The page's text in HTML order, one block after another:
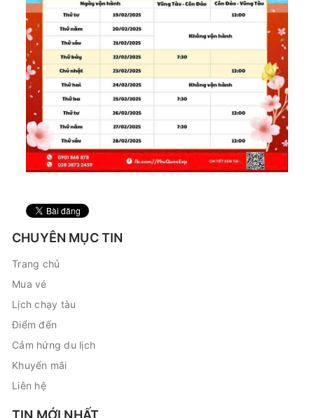
CHUYÊN MỤC TIN
Trang chủ
Mua vé
Lịch chạy tàu
Điểm đến
Cảm hứng du lịch
Khuyến mãi
Liên hệ
TIN MỚI NHẤT